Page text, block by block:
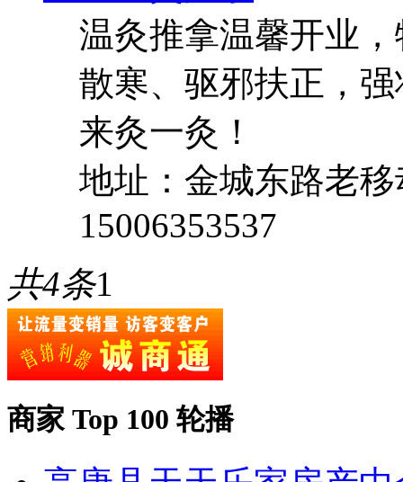
温灸推拿温馨开业
散寒、驱邪扶正，
来灸一灸！
地址：金城东路老
15006353537
共4条1
商家 Top 100 轮播